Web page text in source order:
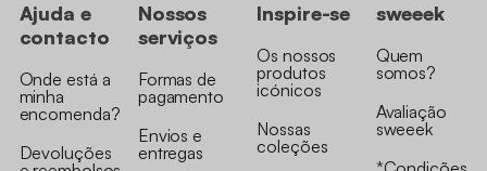
Ajuda e
contacto
Onde está a
minha
encomenda?
Devoluções
Nossos
serviços
Formas de
pagamento
Envios e
entregas
Inspire-se
Os nossos
produtos
icónicos
Nossas
coleções
sweeek
Quem
somos?
Avaliação
sweeek